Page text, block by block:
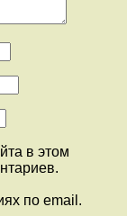
в этом
по email.